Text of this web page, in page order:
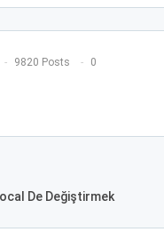
9820 Posts 0
De Değiştirmek